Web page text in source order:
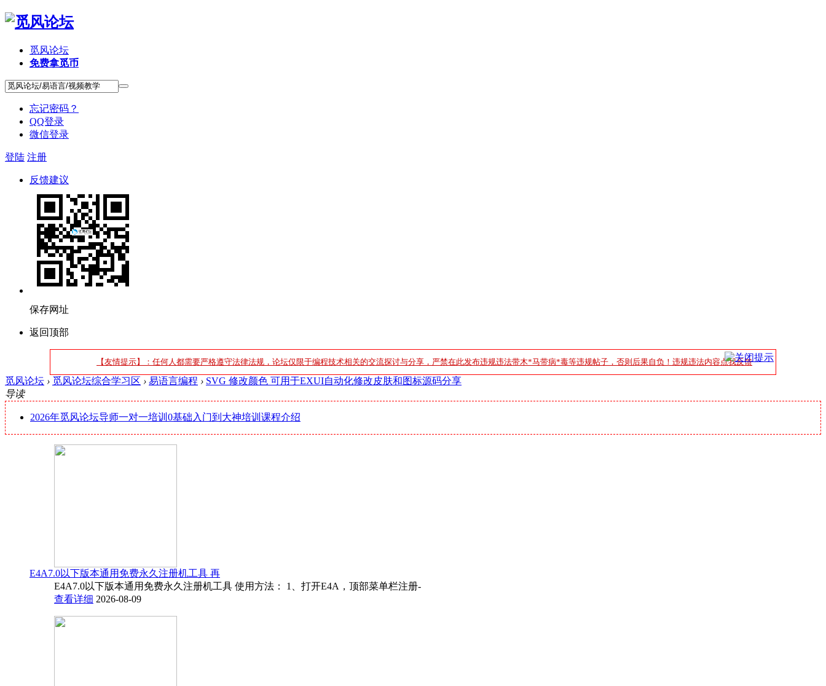
觅风论坛
免费拿觅币
忘记密码？
QQ登录
微信登录
登陆 注册
反馈建议
保存网址
返回顶部
【友情提示】：任何人都需要严格遵守法律法规，论坛仅限于编程技术相关的交流探讨与分享，严禁在此发布违规违法带木*马带病*毒等违规帖子，否则后果自负！违规违法内容点我反馈
觅风论坛 › 觅风论坛综合学习区 › 易语言编程 › SVG 修改颜色 可用于EXUI自动化修改皮肤和图标源码分享
导读
2026年觅风论坛导师一对一培训0基础入门到大神培训课程介绍
E4A7.0以下版本通用免费永久注册机工具 再
E4A7.0以下版本通用免费永久注册机工具 使用方法： 1、打开E4A，顶部菜单栏注册-
查看详细 2026-08-09